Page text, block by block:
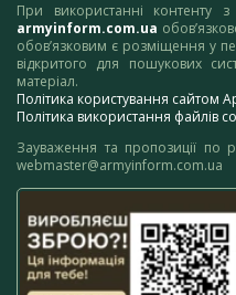
При використанні контенту
armyinform.com.ua
обов’язковим є розміщення у
відкритого для пошукових
матеріал.
Політика користування сайтом
Політика використання файлів
Зауваження та пропозиції по
webmaster@armyinform.com.ua